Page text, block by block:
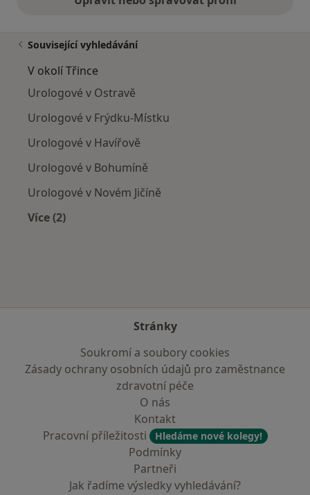
Související vyhledávání
V okolí Třince
Urologové v Ostravě
Urologové v Frýdku-Místku
Urologové v Havířově
Urologové v Bohumíně
Urologové v Novém Jičíně
Více (2)
Stránky
Soukromí a soubory cookies
Zásady ochrany osobních údajů pro zaměstnance
zdravotní péče
O nás
Kontakt
Pracovní příležitosti
Hledáme nové kolegy!
Podmínky
Partneři
Jak řadíme výsledky vyhledávání?